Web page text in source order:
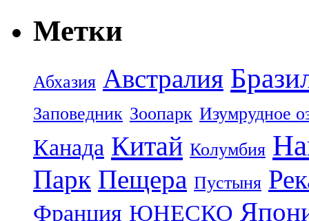
Метки
Абхазия Австралия
Заповедник Зоопарк Изумрудное
Канада Китай Колумбия
Парк Пещера Пустыня
Франция ЮНЕСКО